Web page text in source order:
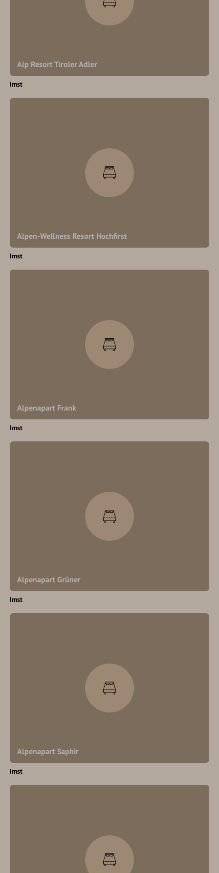
Alp Resort Tiroler Adler
Imst
Alpen-Wellness Resort Hochfirst
Imst
Alpenapart Frank
Imst
Alpenapart Grüner
Imst
Alpenapart Saphir
Imst